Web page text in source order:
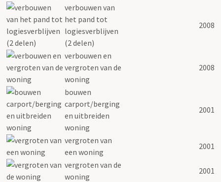
verbouwen van
het pand tot
logiesverblijven
(2 delen)
2008
verbouwen en
vergroten van de
woning
2008
bouwen
carport/berging
en uitbreiden
woning
2001
vergroten van
een woning
2001
vergroten van de
woning
2001